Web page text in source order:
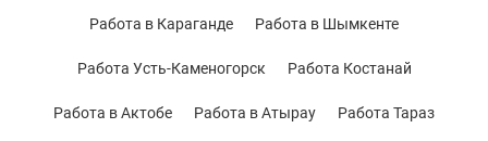
Работа в Караганде Работа в Шымкенте
Работа Усть-Каменогорск Работа Костанай
Работа в Актобе Работа в Атырау Работа Тараз